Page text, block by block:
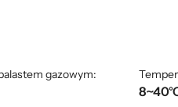
gazowym: